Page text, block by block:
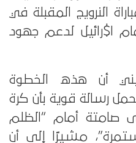
النرويج المقبلة في
ا$رائيل لدعم جهود
أن هذه الخطوة
رسالة قوية بأن كرة
صامتة أمام “الظلم
مشيرًا إلى أن